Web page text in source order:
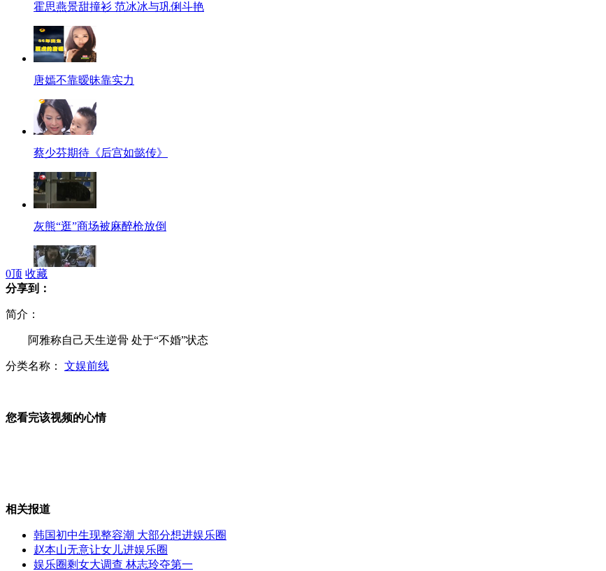
霍思燕景甜撞衫 范冰冰与巩俐斗艳
唐嫣不靠暧昧靠实力
蔡少芬期待《后宫如懿传》
灰熊“逛”商场被麻醉枪放倒
英媒曝贝克汉姆出演奥运开幕式
汽车淹水 车门是逃生最佳通道
0顶 收藏
分享到：
简介：
阿雅称自己天生逆骨 处于“不婚”状态
分类名称： 文娱前线
您看完该视频的心情
相关报道
韩国初中生现整容潮 大部分想进娱乐圈
赵本山无意让女儿进娱乐圈
娱乐圈剩女大调查 林志玲夺第一